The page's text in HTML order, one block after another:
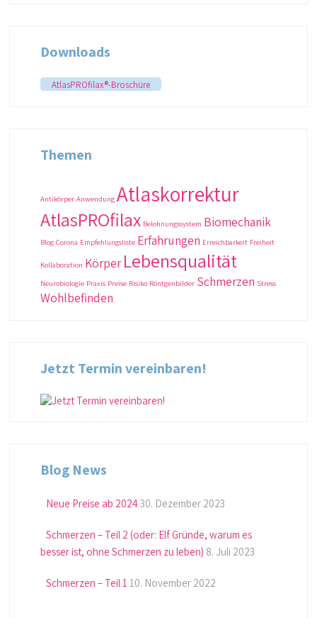
Downloads
AtlasPROfilax®-Broschüre
Themen
Antikörper Anwendung Atlaskorrektur
AtlasPROfilax Belohnungssystem Biomechanik
Blog Corona Empfehlungsliste Erfahrungen Erreichbarkeit Freiheit
Kollaboration Körper Lebensqualität
Neurobiologie Praxis Preise Risiko Röntgenbilder Schmerzen Stress
Wohlbefinden
Jetzt Termin vereinbaren!
Blog News
Neue Preise ab 202430. Dezember 2023
Schmerzen – Teil 2 (oder: Elf Gründe, warum es
besser ist, ohne Schmerzen zu leben) 8. Juli 2023
Schmerzen – Teil 1 10. November 2022